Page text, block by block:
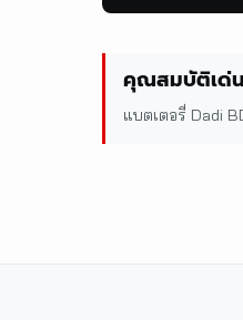
คุณสมบัติเด่
แบตเตอรี่ Dadi